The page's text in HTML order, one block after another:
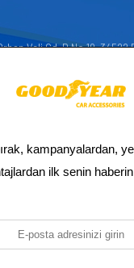
Veli Cd. D:No:19,